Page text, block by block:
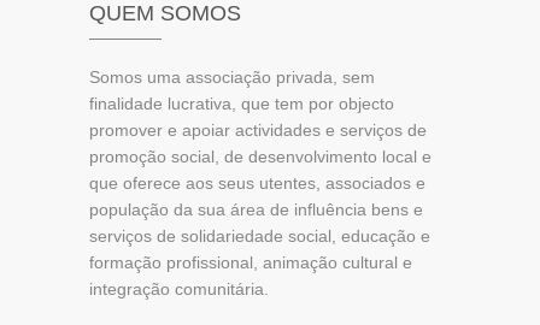
QUEM SOMOS
Somos uma associação privada, sem
finalidade lucrativa, que tem por objecto
promover e apoiar actividades e serviços de
promoção social, de desenvolvimento local e
que oferece aos seus utentes, associados e
população da sua área de influência bens e
serviços de solidariedade social, educação e
formação profissional, animação cultural e
integração comunitária.